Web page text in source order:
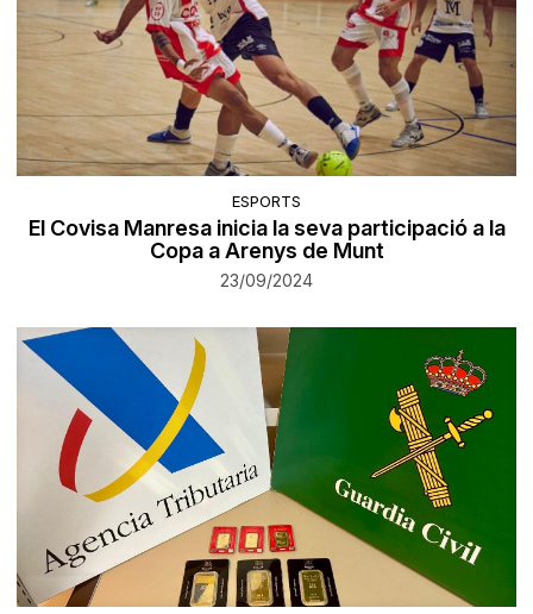
ESPORTS
El Covisa Manresa inicia la seva participació a la
Copa a Arenys de Munt
23/09/2024